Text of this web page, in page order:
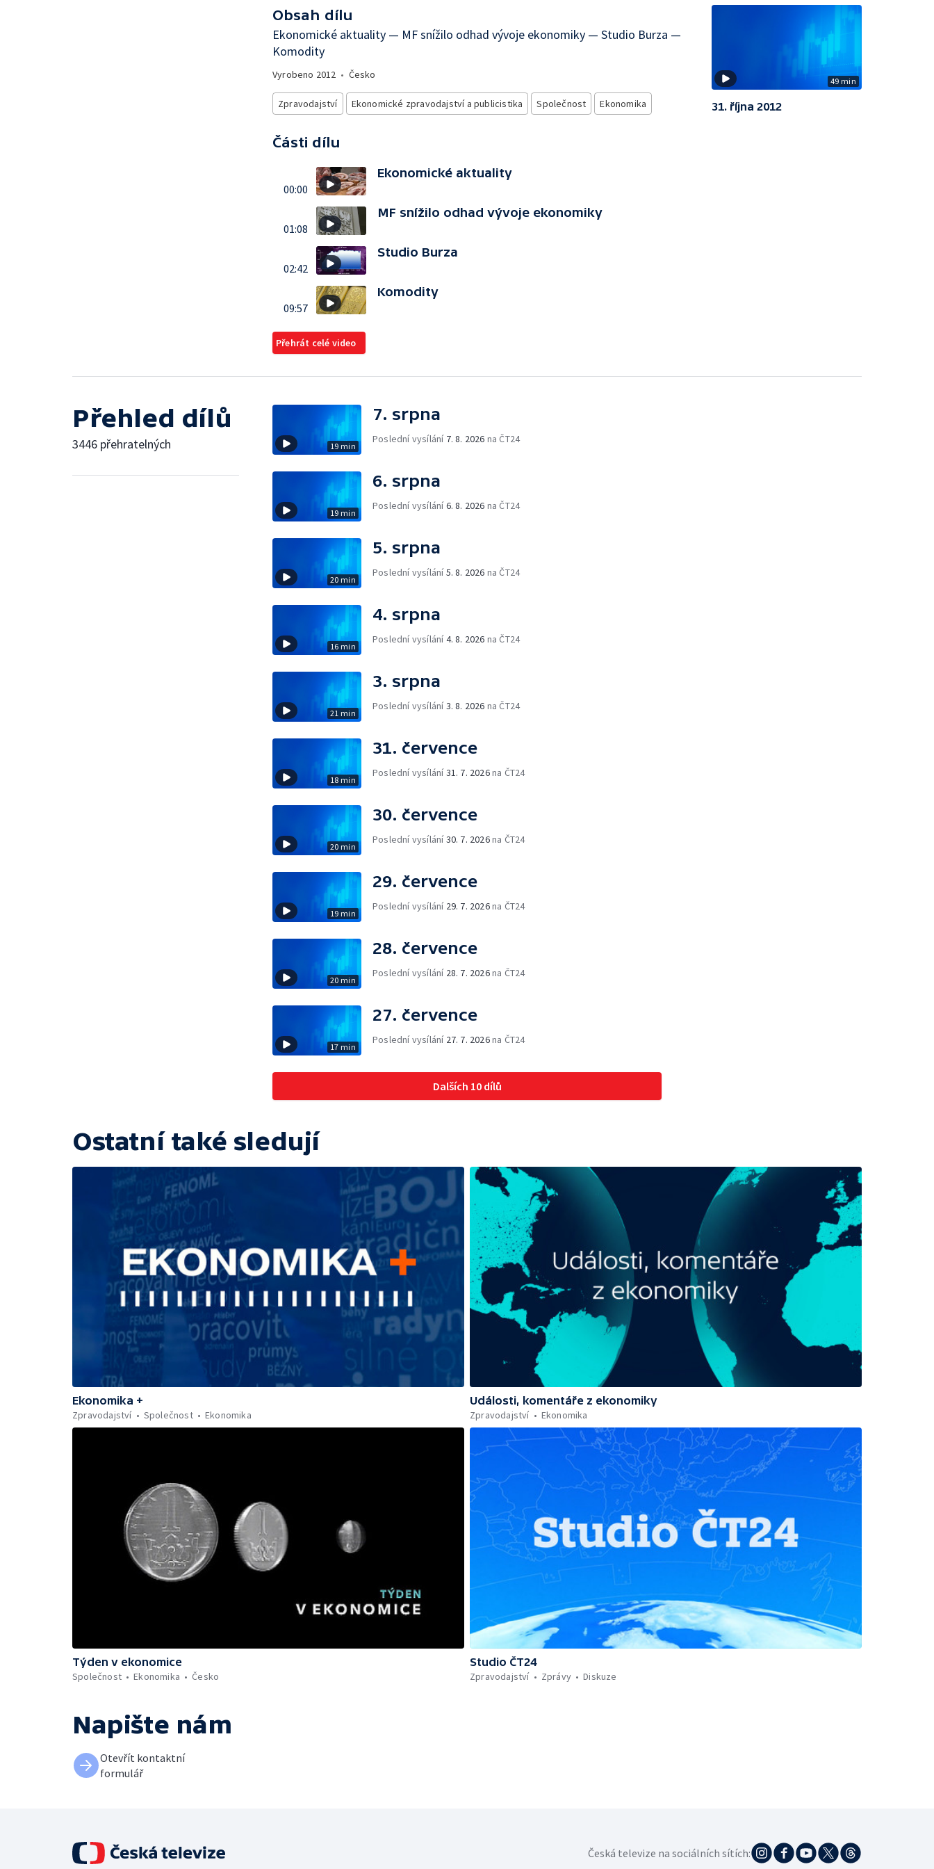
Obsah dílu
Ekonomické aktuality — MF snížilo odhad vývoje ekonomiky — Studio Burza —
Komodity
Vyrobeno 2012 • Česko
Zpravodajství Ekonomické zpravodajství a publicistika Společnost Ekonomika
Části dílu
00:00
Ekonomické aktuality
01:08
MF snížilo odhad vývoje ekonomiky
02:42
Studio Burza
09:57
Komodity
Přehrát celé video
49 min
31. října 2012
Přehled dílů
3446 přehratelných 19 min
7. srpna
Poslední vysílání 7. 8. 2026 na ČT24
19 min
6. srpna
Poslední vysílání6. 8. 2026 na ČT24
20 min
5. srpna
Poslední vysílání5. 8. 2026 na ČT24
16 min
4. srpna
Poslední vysílání4. 8. 2026 na ČT24
21 min
3. srpna
Poslední vysílání3. 8. 2026 na ČT24
18 min
31. července
Poslední vysílání31. 7. 2026na ČT24
20 min
30. července
Poslední vysílání30. 7. 2026na ČT24
19 min
29. července
Poslední vysílání 29. 7. 2026na ČT24
20 min
28. července
Poslední vysílání 28. 7. 2026na ČT24
17 min
27. července
Poslední vysílání 27. 7. 2026na ČT24
Dalších 10 dílů
Ostatní také sledují
Ekonomika +
Zpravodajství
Společnost Ekonomika
Události, komentáře z ekonomiky
Zpravodajství
Ekonomika
Týden v ekonomice
Společnost
Ekonomika Česko
Studio ČT24
Zpravodajství
Zprávy Diskuze
Napište nám
Otevřít kontaktní
formulář
Česká televize na sociálních sítích: